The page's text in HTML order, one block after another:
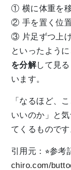
① 横に体重を
② 手を置く位
③ 片足ずつ上
といったよう
を分解して見
います。
「なるほど、
いいのか」と
てくるものです
引用元：⭐︎参考
chiro.com/